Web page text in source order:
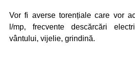
Vor fi averse torențiale care vor
l/mp, frecvente descărcări
vântului, vijelie, grindină.